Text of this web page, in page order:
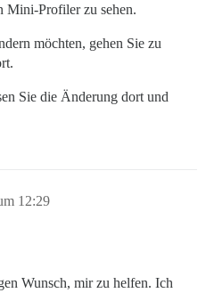
Mini-Profiler zu sehen.
möchten, gehen Sie zu
Sie die Änderung dort und
12:29
Wunsch, mir zu helfen. Ich